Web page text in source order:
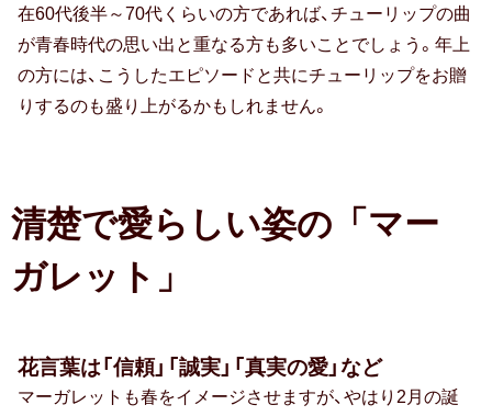
誕生祝い
手土産・プチギフト
新築祝い
金婚式
銀婚式
在60代後半～70代くらいの方であれば、チューリップの曲
が青春時代の思い出と重なる方も多いことでしょう。年上
の方には、こうしたエピソードと共にチューリップをお贈
りするのも盛り上がるかもしれません。
清楚で愛らしい姿の「マー
ガレット」
花言葉は「信頼」「誠実」「真実の愛」など
マーガレットも春をイメージさせますが、やはり2月の誕